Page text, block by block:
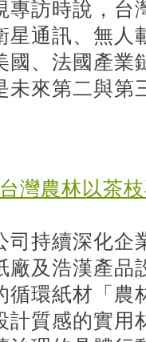
專訪時說，台
星通訊、無人
國、法國產業
未來第二與第
灣農林以茶
司持續深化企
廠及浩漢產品
循環紙材「農
計質感的實用